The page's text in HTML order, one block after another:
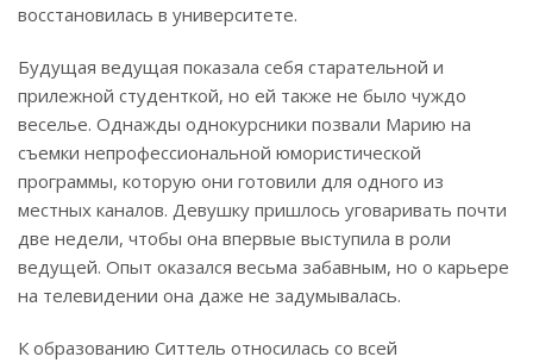
восстановилась в университете.
Будущая ведущая показала себя старательной и
прилежной студенткой, но ей также не было чуждо
веселье. Однажды однокурсники позвали Марию на
съемки непрофессиональной юмористической
программы, которую они готовили для одного из
местных каналов. Девушку пришлось уговаривать почти
две недели, чтобы она впервые выступила в роли
ведущей. Опыт оказался весьма забавным, но о карьере
на телевидении она даже не задумывалась.
К образованию Ситтель относилась со всей